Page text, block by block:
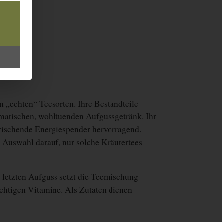
Teesorten. Ihre Bestandteile
wohltuenden Aufgussgetränk. Ihr
Energiespender hervorragend.
darauf, nur solche Kräutertees
Aufguss setzt die Teemischung
Vitamine. Als Zutaten dienen